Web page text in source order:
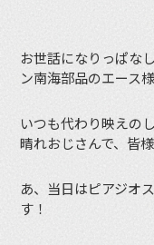
お世話になりっぱな
ン南海部品のエース様
いつも代わり映えの
晴れおじさんで、皆
あ、当日はピアジオ
す！